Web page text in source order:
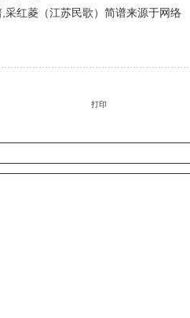
采红菱（江苏民歌）简谱来源于网络
打印